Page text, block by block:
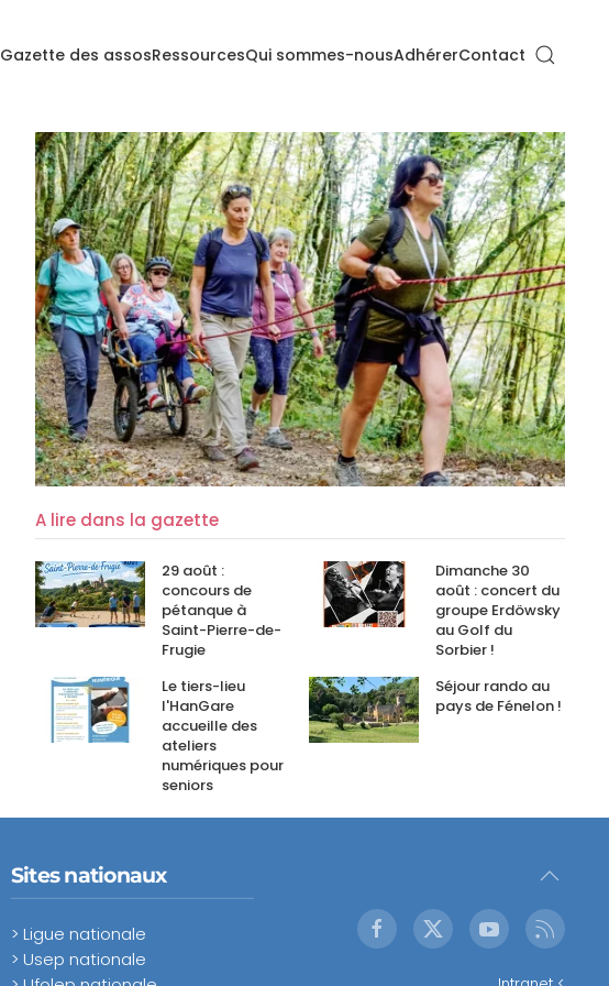
Gazette des assosRessourcesQui sommes-nousAdhérerContact
A lire dans la gazette
29 août :
concours de
pétanque à
Saint-Pierre-de-
Frugie
Dimanche 30
août : concert du
groupe Erdöwsky
au Golf du
Sorbier !
Le tiers-lieu
l'HanGare
accueille des
ateliers
numériques pour
seniors
Séjour rando au
pays de Fénelon !
Sites nationaux
> Ligue nationale
> Usep nationale